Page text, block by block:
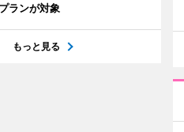
ランが対象
もっと見る